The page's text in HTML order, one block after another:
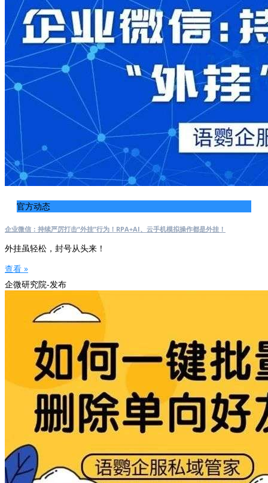
官方动态
企业微信：持续严厉打击“外挂”行为！RPA+AI、云手机模拟操作都是外挂！
外挂虽轻松，封号从头来！
查看 »
企微研究院-发布